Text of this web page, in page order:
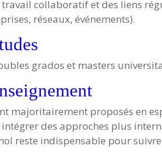
collaboratif et des liens
réseaux, événements).
grados et masters
majoritairement proposés en
des approches plus
reste indispensable pour